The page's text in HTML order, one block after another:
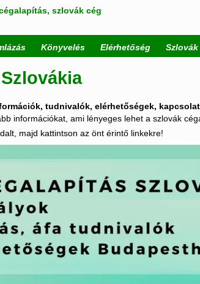
szlovák cég
Könyvelés Elérhetőség
tudnivalók, elérhetőségek,
információkat, ami lényeges lehet a szlovák
majd kattintson az önt érintő linkekre!